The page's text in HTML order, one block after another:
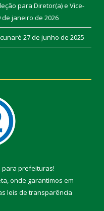
para Diretor(a) e Vice-
de janeiro de 2026
27 de junho de 2025
para prefeituras!
onde garantimos em
leis de transparência